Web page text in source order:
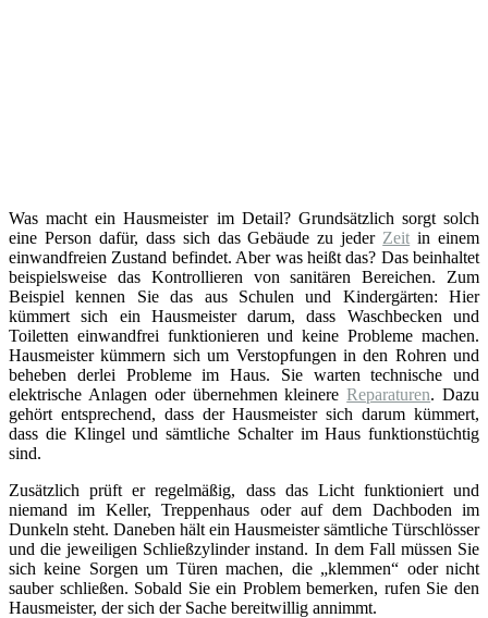
Was macht ein Hausmeister im Detail? Grundsätzlich sorgt solch
eine Person dafür, dass sich das Gebäude zu jeder Zeit in einem
einwandfreien Zustand befindet. Aber was heißt das? Das beinhaltet
beispielsweise das Kontrollieren von sanitären Bereichen. Zum
Beispiel kennen Sie das aus Schulen und Kindergärten: Hier
kümmert sich ein Hausmeister darum, dass Waschbecken und
Toiletten einwandfrei funktionieren und keine Probleme machen.
Hausmeister kümmern sich um Verstopfungen in den Rohren und
beheben derlei Probleme im Haus. Sie warten technische und
elektrische Anlagen oder übernehmen kleinereReparaturen. Dazu
gehört entsprechend, dass der Hausmeister sich darum kümmert,
dass die Klingel und sämtliche Schalter im Haus funktionstüchtig
sind.
Zusätzlich prüft er regelmäßig, dass das Licht funktioniert und
niemand im Keller, Treppenhaus oder auf dem Dachboden im
Dunkeln steht. Daneben hält ein Hausmeister sämtliche Türschlösser
und die jeweiligen Schließzylinder instand. In dem Fall müssen Sie
sich keine Sorgen um Türen machen, die „klemmen“ oder nicht
sauber schließen. Sobald Sie ein Problem bemerken, rufen Sie den
Hausmeister, der sich der Sache bereitwillig annimmt.